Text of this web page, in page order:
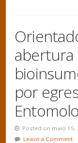
abertura
por
Posted on maio 15,
Leave a Comment